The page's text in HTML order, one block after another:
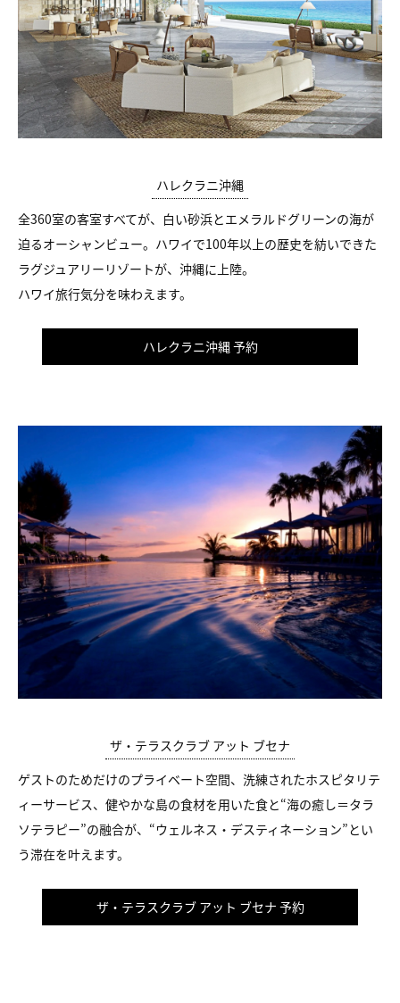
ハレクラニ沖縄
全360室の客室すべてが、白い砂浜とエメラルドグリーンの海が
迫るオーシャンビュー。ハワイで100年以上の歴史を紡いできた
ラグジュアリーリゾートが、沖縄に上陸。
ハワイ旅行気分を味わえます。
ハレクラニ沖縄 予約
ザ・テラスクラブ アット ブセナ
ゲストのためだけのプライベート空間、洗練されたホスピタリテ
ィーサービス、健やかな島の食材を用いた食と“海の癒し＝タラ
ソテラピー”の融合が、“ウェルネス・デスティネーション”とい
う滞在を叶えます。
ザ・テラスクラブ アット ブセナ 予約